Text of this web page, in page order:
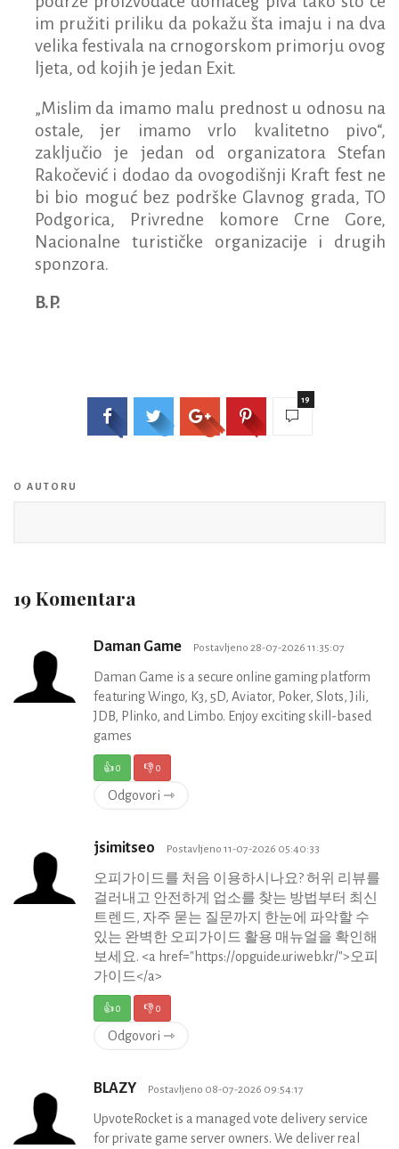
im pružiti priliku da pokažu šta imaju i na dva
velika festivala na crnogorskom primorju ovog
ljeta, od kojih je jedan Exit.
„Mislim da imamo malu prednost u odnosu na
ostale, jer imamo vrlo kvalitetno pivo“,
zaključio je jedan od organizatora Stefan
Rakočević i dodao da ovogodišnji Kraft fest ne
bi bio moguć bez podrške Glavnog grada, TO
Podgorica, Privredne komore Crne Gore,
Nacionalne turističke organizacije i drugih
sponzora.
B.P.
19
O AUTORU
19 Komentara
Daman Game Postavljeno 28-07-2026 11:35:07
Daman Game is a secure online gaming platform
featuring Wingo, K3, 5D, Aviator, Poker, Slots, Jili,
JDB, Plinko, and Limbo. Enjoy exciting skill-based
games
👍0 👎0
Odgovori ⇾
jsimitseo Postavljeno 11-07-2026 05:40:33
오피가이드를 처음 이용하시나요? 허위 리뷰를
걸러내고 안전하게 업소를 찾는 방법부터 최신
트렌드, 자주 묻는 질문까지 한눈에 파악할 수
있는 완벽한 오피가이드 활용 매뉴얼을 확인해
보세요. <a href="https://opguide.uriweb.kr/">오피
가이드</a>
👍0 👎0
Odgovori ⇾
BLAZY Postavljeno 08-07-2026 09:54:17
UpvoteRocket is a managed vote delivery service
for private game server owners. We deliver real